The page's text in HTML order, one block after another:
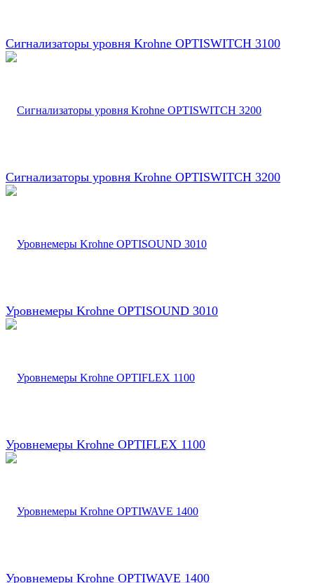
Сигнализаторы уровня Krohne OPTISWITCH 3100
Сигнализаторы уровня Krohne OPTISWITCH 3200
Уровнемеры Krohne OPTISOUND 3010
Уровнемеры Krohne OPTIFLEX 1100
Уровнемеры Krohne OPTIWAVE 1400